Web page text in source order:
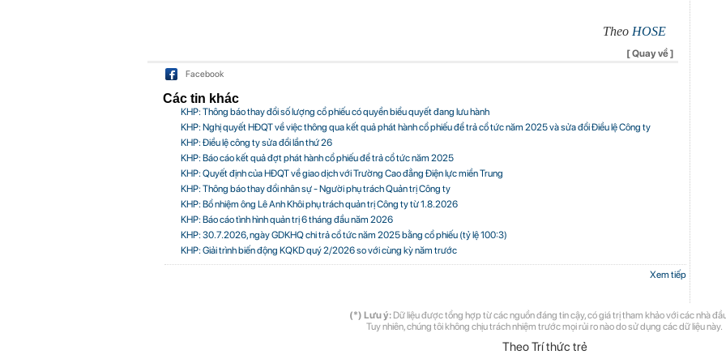
Theo HOSE
[ Quay về ]
Facebook
Các tin khác
KHP: Thông báo thay đổi số lượng cổ phiếu có quyền biểu quyết đang lưu hành
KHP: Nghị quyết HĐQT về việc thông qua kết quả phát hành cổ phiếu để trả cổ tức năm 2025 và sửa đổi Điều lệ Công ty
KHP: Điều lệ công ty sửa đổi lần thứ 26
KHP: Báo cáo kết quả đợt phát hành cổ phiếu để trả cổ tức năm 2025
KHP: Quyết định của HĐQT về giao dịch với Trường Cao đẳng Điện lực miền Trung
KHP: Thông báo thay đổi nhân sự - Người phụ trách Quản trị Công ty
KHP: Bổ nhiệm ông Lê Anh Khôi phụ trách quản trị Công ty từ 1.8.2026
KHP: Báo cáo tình hình quản trị 6 tháng đầu năm 2026
KHP: 30.7.2026, ngày GDKHQ chi trả cổ tức năm 2025 bằng cổ phiếu (tỷ lệ 100:3)
KHP: Giải trình biến động KQKD quý 2/2026 so với cùng kỳ năm trước
Xem tiếp
(*) Lưu ý: Dữ liệu được tổng hợp từ các nguồn đáng tin cậy, có giá trị tham khảo với các nhà
Tuy nhiên, chúng tôi không chịu trách nhiệm trước mọi rủi ro nào do sử dụng các dữ liệu này.
Theo Trí thức trẻ